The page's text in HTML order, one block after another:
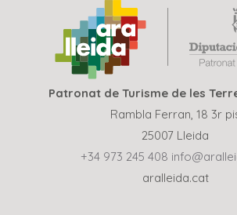
Patronat de Turisme de les
Rambla Ferran, 18 3r
25007 Lleida
+34 973 245 408
aralleida.cat